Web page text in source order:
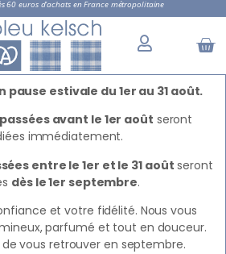
60 euros d’achats en France métropolitaine
pause estivale du 1er au 31 août.
avant le 1er août seront
immédiatement.
entre le 1er et le 31 août seront
dès le 1er septembre.
et votre fidélité. Nous vous
parfumé et tout en douceur.
vous retrouver en septembre.